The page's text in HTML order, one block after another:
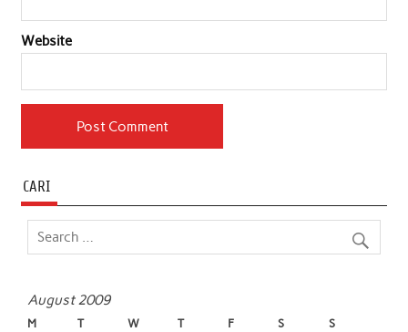
Website
CARI
August 2009
M T W T F S S